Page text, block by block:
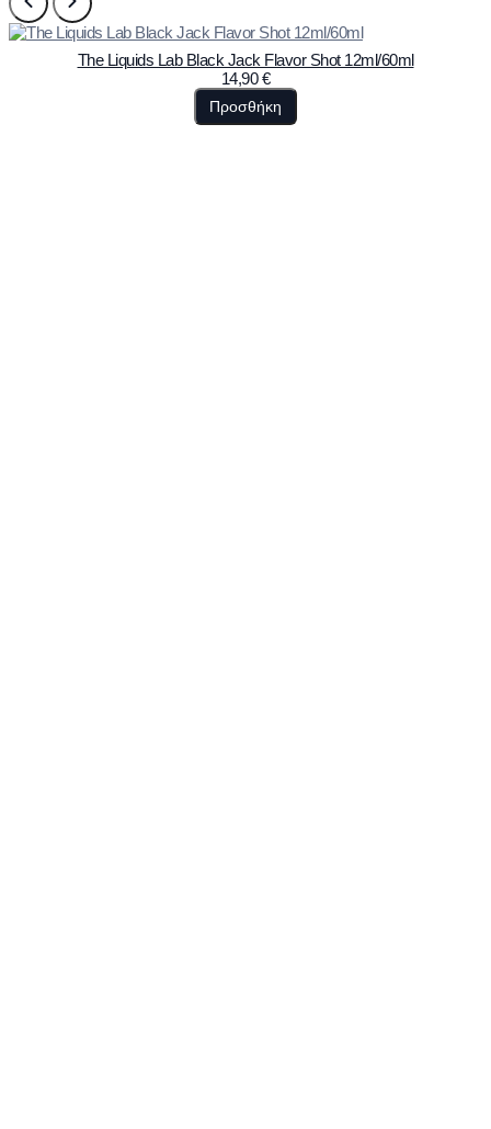
The Liquids Lab Black Jack Flavor Shot 12ml/60ml
14,90€
Προσθήκη